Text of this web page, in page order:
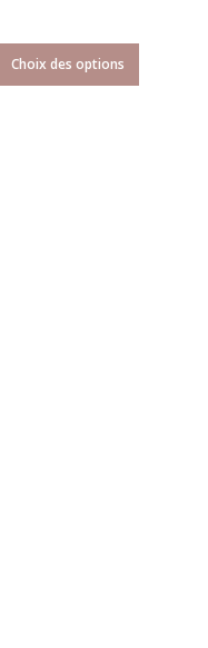
Choix des options